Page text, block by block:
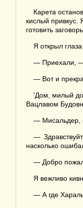
Карета
кислый
готовить
Я открыл
— Приехали, —
— Вот и
'Дом, милый
Вацлавом
— Мисальдер,
—
насколько
— Добро
Я вежливо
— А где